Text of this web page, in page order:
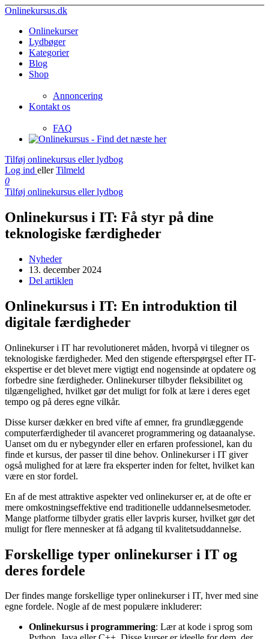
Onlinekursus.dk
Onlinekurser
Lydbøger
Kategorier
Blog
Shop
Annoncering
Kontakt os
FAQ
Tilføj onlinekursus eller lydbog
Log ind eller Tilmeld
0
Tilføj onlinekursus eller lydbog
Onlinekursus i IT: Få styr på dine
teknologiske færdigheder
Nyheder
13. december 2024
Del artiklen
Onlinekursus i IT: En introduktion til
digitale færdigheder
Onlinekurser i IT har revolutioneret måden, hvorpå vi tilegner os
teknologiske færdigheder. Med den stigende efterspørgsel efter IT-
ekspertise er det blevet mere vigtigt end nogensinde at opdatere og
forbedre sine færdigheder. Onlinekurser tilbyder fleksibilitet og
tilgængelighed, hvilket gør det muligt for folk at lære i deres eget
tempo og på deres egne vilkår.
Disse kurser dækker en bred vifte af emner, fra grundlæggende
computerfærdigheder til avanceret programmering og dataanalyse.
Uanset om du er nybegynder eller en erfaren professionel, kan du
finde et kursus, der passer til dine behov. Onlinekurser i IT giver
også mulighed for at lære fra eksperter inden for feltet, hvilket kan
være en stor fordel.
En af de mest attraktive aspekter ved onlinekurser er, at de ofte er
mere omkostningseffektive end traditionelle uddannelsesmetoder.
Mange platforme tilbyder gratis eller lavpris kurser, hvilket gør det
muligt for flere mennesker at få adgang til kvalitetsuddannelse.
Forskellige typer onlinekurser i IT og
deres fordele
Der findes mange forskellige typer onlinekurser i IT, hver med sine
egne fordele. Nogle af de mest populære inkluderer:
Onlinekursus i programmering: Lær at kode i sprog som